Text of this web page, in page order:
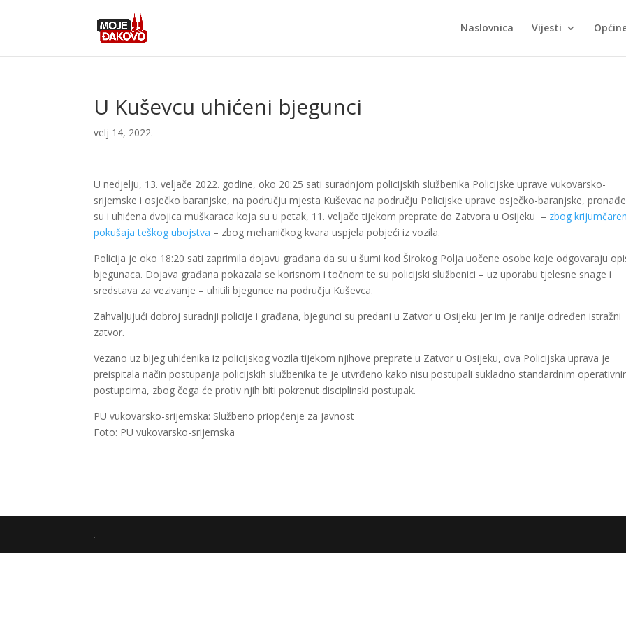
Naslovnica Vijesti
U Kuševcu uhićeni bjegunci
velj 14, 2022.
U nedjelju, 13. veljače 2022. godine, oko 20:25 sati suradnjom policijskih službenika Policijske uprave vukovarsko-
srijemske i osječko baranjske, na području mjesta Kuševac na području Policijske uprave osječko-baranjske,
su i uhićena dvojica muškaraca koja su u petak, 11. veljače tijekom preprate do Zatvora u Osijeku – zbog
pokušaja teškog ubojstva – zbog mehaničkog kvara uspjela pobjeći iz vozila.
Policija je oko 18:20 sati zaprimila dojavu građana da su u šumi kod Širokog Polja uočene osobe koje odgovaraju
bjegunaca. Dojava građana pokazala se korisnom i točnom te su policijski službenici – uz uporabu tjelesne snage i
sredstava za vezivanje – uhitili bjegunce na području Kuševca.
Zahvaljujući dobroj suradnji policije i građana, bjegunci su predani u Zatvor u Osijeku jer im je ranije određen istražni
zatvor.
Vezano uz bijeg uhićenika iz policijskog vozila tijekom njihove preprate u Zatvor u Osijeku, ova Policijska uprava je
preispitala način postupanja policijskih službenika te je utvrđeno kako nisu postupali sukladno standardnim
postupcima, zbog čega će protiv njih biti pokrenut disciplinski postupak.
PU vukovarsko-srijemska: Službeno priopćenje za javnost
Foto: PU vukovarsko-srijemska
.